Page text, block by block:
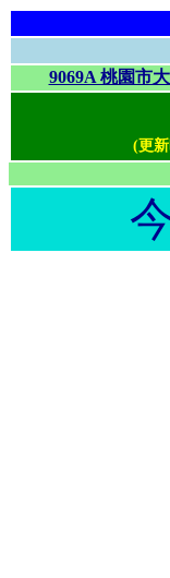
9069A 桃園市
(更新